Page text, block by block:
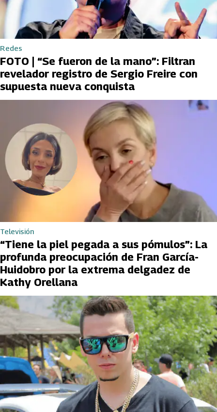
Redes
FOTO | “Se fueron de la mano”: Filtran
revelador registro de Sergio Freire con
supuesta nueva conquista
Televisión
“Tiene la piel pegada a sus pómulos”: La
profunda preocupación de Fran García-
Huidobro por la extrema delgadez de
Kathy Orellana